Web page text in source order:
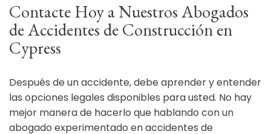
Contacte Hoy a Nuestros Abogados
de Accidentes de Construcción en
Cypress
Después de un accidente, debe aprender y entender
las opciones legales disponibles para usted. No hay
mejor manera de hacerlo que hablando con un
abogado experimentado en accidentes de